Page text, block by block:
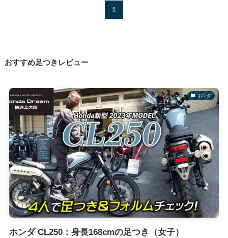
1
おすすめ足つきレビュー
ホンダ
ホンダ CL250：身長168cmの足つき（女子）